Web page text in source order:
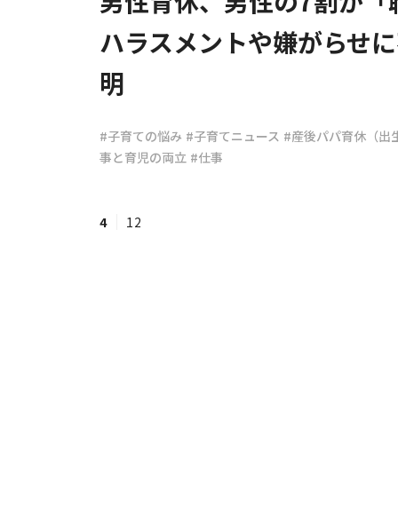
ハラスメントや嫌がらせ
明
#子育ての悩み #子育てニュース #産後パパ育休（出
事と育児の両立 #仕事
4 12